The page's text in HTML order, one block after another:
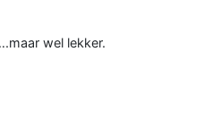
wel lekker.